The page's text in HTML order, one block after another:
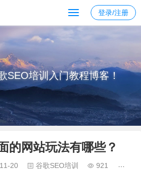
登录/注册
SEO培训入门教程博客！
的网站玩法有哪些？
20 谷歌SEO培训 921